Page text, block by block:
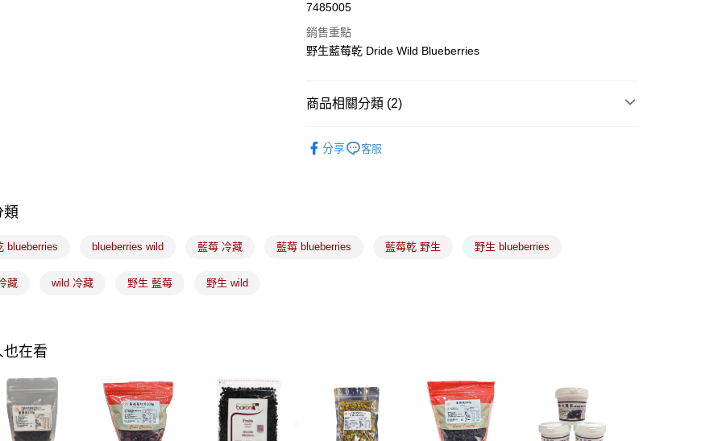
Apple Pay
Google Pay
冷藏7-11取貨(5kg以內，尺寸不超過90cm)
7485005
銷售重點
野生藍莓乾 Dride Wild Blueberries
商品相關分類 (2)
分享 客服
類
blueberries blueberries wild 藍莓 冷藏 藍莓 blueberries 藍莓乾 野生 野生 blueberries
藏 wild 冷藏 野生 藍莓 野生 wild
也在看